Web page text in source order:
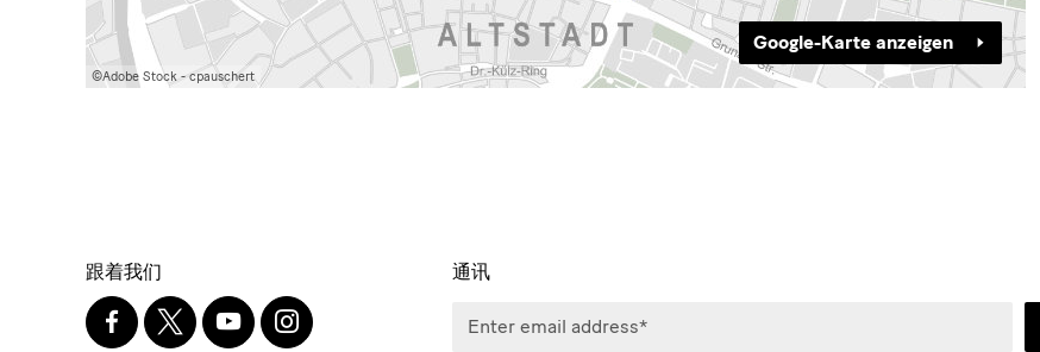
Google-Karte anzeigen
社
交
跟着我们
Facebook
X YoutubeInstagram
通讯
Enter